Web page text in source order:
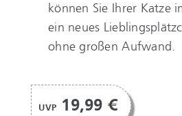
können Sie Ihrer Katze
ein neues
ohne großen Aufwand.
UVP 19,99 €